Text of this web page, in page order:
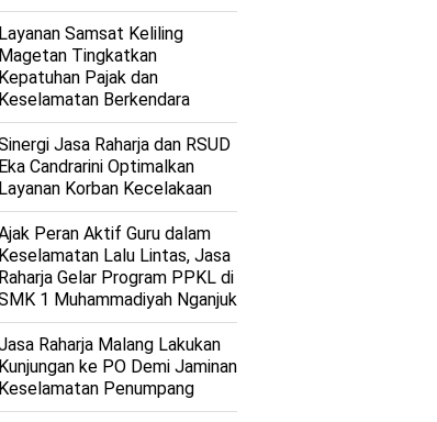
Layanan Samsat Keliling
Magetan Tingkatkan
Kepatuhan Pajak dan
Keselamatan Berkendara
Jasa Raharja dan RSUD
Eka Candrarini Optimalkan
Layanan Korban Kecelakaan
Peran Aktif Guru dalam
Keselamatan Lalu Lintas, Jasa
Raharja Gelar Program PPKL di
1 Muhammadiyah Nganjuk
Raharja Malang Lakukan
Kunjungan ke PO Demi Jaminan
Keselamatan Penumpang